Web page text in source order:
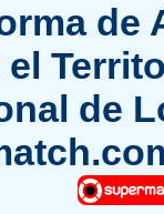
de
de